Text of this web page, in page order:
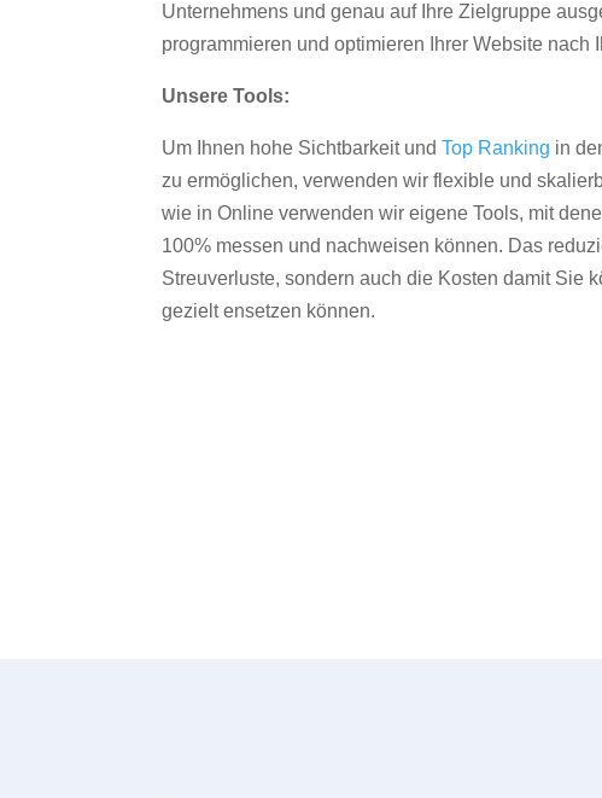
Unternehmens und genau auf Ihre Zielgruppe
programmieren und optimieren Ihrer Website nach
Unsere Tools:
Um Ihnen hohe Sichtbarkeit undTop Ranking in
zu ermöglichen, verwenden wir flexible und
wie in Online verwenden wir eigene Tools, mit
100% messen und nachweisen können. Das
Streuverluste, sondern auch die Kosten damit Sie
gezielt ensetzen können.